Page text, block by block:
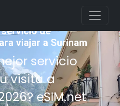
de
viajar a Surinam
servicio
visita a
eSIM.net